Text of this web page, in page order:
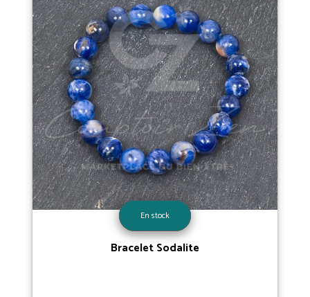
En stock
Bracelet Sodalite